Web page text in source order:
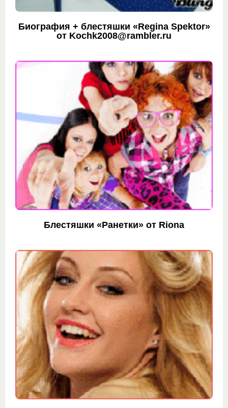
Биография + блестяшки «Regina Spektor»
от Kochk2008@rambler.ru
Блестяшки «Ранетки» от Riona